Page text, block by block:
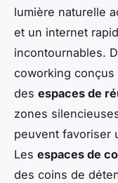
lumière naturelle
et un internet
incontournables.
coworking
des espaces de
zones
peuvent favoriser
Les espaces de
des coins de